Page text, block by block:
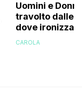
Uomini e
travolto dalle
dove ironizza
perizoma su
CAROLA